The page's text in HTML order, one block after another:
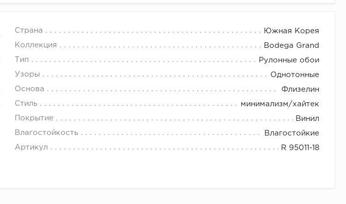
Страна Южная Корея
Коллекция Bodega Grand
Тип Рулонные обои
Узоры Однотонные
Основа Флизелин
Стиль минимализм/хайтек
Покрытие Винил
Влагостойкость Влагостойкие
Артикул R 95011-18